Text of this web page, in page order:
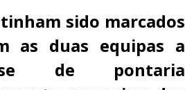
sido marcados
as duas equipas a
se de pontaria